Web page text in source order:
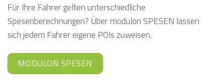
Für Ihre Fahrer gelten unterschiedliche
Spesenberechnungen? Über modulon SPESEN lassen
sich jedem Fahrer eigene POIs zuweisen.
MODULON SPESEN